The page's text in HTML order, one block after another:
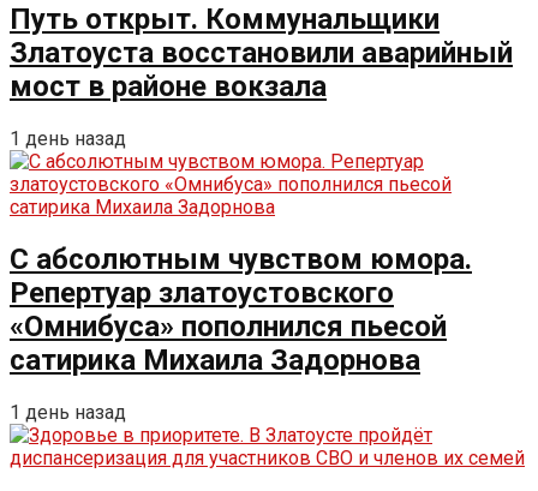
Путь открыт. Коммунальщики
Златоуста восстановили аварийный
мост в районе вокзала
1 день назад
С абсолютным чувством юмора.
Репертуар златоустовского
«Омнибуса» пополнился пьесой
сатирика Михаила Задорнова
1 день назад